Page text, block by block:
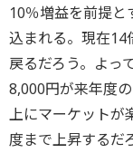
10％増益を前提と
込まれる。現在14
戻るだろう。よっ
8,000円が来年度
上にマーケットが
度まで上昇するだ